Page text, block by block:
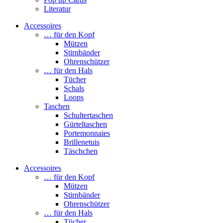
Literatur
Accessoires
… für den Kopf
Mützen
Stirnbänder
Ohrenschützer
… für den Hals
Tücher
Schals
Loops
Taschen
Schultertaschen
Gürteltaschen
Portemonnaies
Brillenetuis
Täschchen
Accessoires
… für den Kopf
Mützen
Stirnbänder
Ohrenschützer
… für den Hals